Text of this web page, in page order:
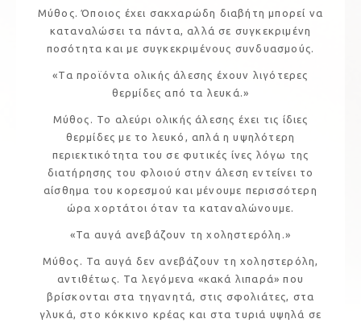
Μύθος. Όποιος έχει σακχαρώδη διαβήτη μπορεί να
καταναλώσει τα πάντα, αλλά σε συγκεκριμένη
ποσότητα και με συγκεκριμένους συνδυασμούς.
«Τα προϊόντα ολικής άλεσης έχουν λιγότερες
θερμίδες από τα λευκά.»
Μύθος. Το αλεύρι ολικής άλεσης έχει τις ίδιες
θερμίδες με το λευκό, απλά η υψηλότερη
περιεκτικότητα του σε φυτικές ίνες λόγω της
διατήρησης του φλοιού στην άλεση εντείνει το
αίσθημα του κορεσμού και μένουμε περισσότερη
ώρα χορτάτοι όταν τα καταναλώνουμε.
«Τα αυγά ανεβάζουν τη χοληστερόλη.»
Μύθος. Τα αυγά δεν ανεβάζουν τη χοληστερόλη,
αντιθέτως. Τα λεγόμενα «κακά λιπαρά» που
βρίσκονται στα τηγανητά, στις σφολιάτες, στα
γλυκά, στο κόκκινο κρέας και στα τυριά υψηλά σε